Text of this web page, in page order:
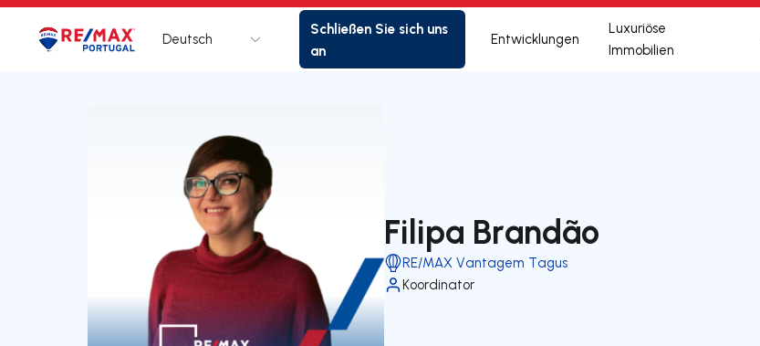
Logo Zur Startseite
Deutsch
Schließen Sie sich uns
an
Entwicklungen
Luxuriöse
Immobilien
Filipa Brandão
RE/MAX Vantagem Tagus
Koordinator